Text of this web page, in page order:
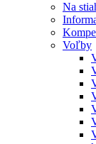
Na
Voľby